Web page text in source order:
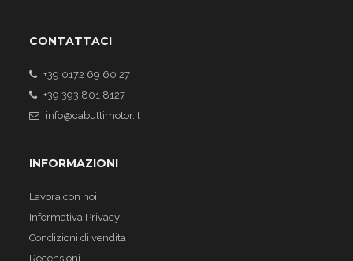
CONTATTACI
+39 0172 69 60 27
+39 393 801 8127
info@cabuttimotor.it
INFORMAZIONI
Lavora con noi
Informativa Privacy
Condizioni di vendita
Recensioni